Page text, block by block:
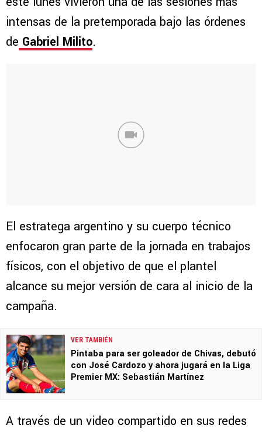
intensas de la pretemporada bajo las órdenes
de Gabriel Milito.
El estratega argentino y su cuerpo técnico
enfocaron gran parte de la jornada en trabajos
físicos, con el objetivo de que el plantel
alcance su mejor versión de cara al inicio de la
campaña.
VER TAMBIÉN
Pintaba para ser goleador de Chivas, debutó
con José Cardozo y ahora jugará en la Liga
Premier MX: Sebastián Martínez
A través de un video compartido en sus redes